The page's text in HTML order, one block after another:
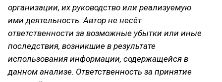
организации, их руководство или реализуемую
ими деятельность. Автор не несёт
ответственности за возможные убытки или иные
последствия, возникшие в результате
использования информации, содержащейся в
данном анализе. Ответственность за принятие